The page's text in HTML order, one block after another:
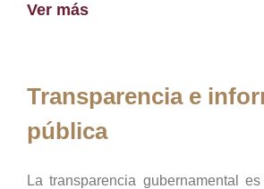
Ver más
Transparencia e
pública
La transparencia gubernamental